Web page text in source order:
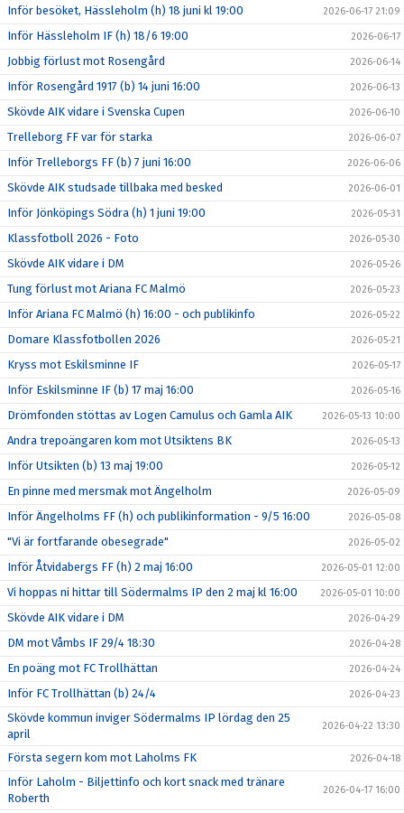
Inför besöket, Hässleholm (h) 18 juni kl 19:00 2026-06-17 21:09
Inför Hässleholm IF (h) 18/6 19:00 2026-06-17
Jobbig förlust mot Rosengård 2026-06-14
Inför Rosengård 1917 (b) 14 juni 16:00 2026-06-13
Skövde AIK vidare i Svenska Cupen 2026-06-10
Trelleborg FF var för starka 2026-06-07
Inför Trelleborgs FF (b) 7 juni 16:00 2026-06-06
Skövde AIK studsade tillbaka med besked 2026-06-01
Inför Jönköpings Södra (h) 1 juni 19:00 2026-05-31
Klassfotboll 2026 - Foto 2026-05-30
Skövde AIK vidare i DM 2026-05-26
Tung förlust mot Ariana FC Malmö 2026-05-23
Inför Ariana FC Malmö (h) 16:00 - och publikinfo 2026-05-22
Domare Klassfotbollen 2026 2026-05-21
Kryss mot Eskilsminne IF 2026-05-17
Inför Eskilsminne IF (b) 17 maj 16:00 2026-05-16
Drömfonden stöttas av Logen Camulus och Gamla AIK 2026-05-13 10:00
Andra trepoängaren kom mot Utsiktens BK 2026-05-13
Inför Utsikten (b) 13 maj 19:00 2026-05-12
En pinne med mersmak mot Ängelholm 2026-05-09
Inför Ängelholms FF (h) och publikinformation - 9/5 16:00 2026-05-08
"Vi är fortfarande obesegrade" 2026-05-02
Inför Åtvidabergs FF (h) 2 maj 16:00 2026-05-01 12:00
Vi hoppas ni hittar till Södermalms IP den 2 maj kl 16:00 2026-05-01 10:00
Skövde AIK vidare i DM 2026-04-29
DM mot Våmbs IF 29/4 18:30 2026-04-28
En poäng mot FC Trollhättan 2026-04-24
Inför FC Trollhättan (b) 24/4 2026-04-23
Skövde kommun inviger Södermalms IP lördag den 25
april
2026-04-22 13:30
Första segern kom mot Laholms FK 2026-04-18
Inför Laholm - Biljettinfo och kort snack med tränare
Roberth
2026-04-17 16:00